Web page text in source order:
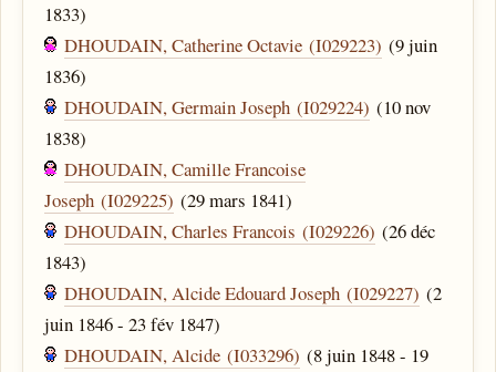
1833)
DHOUDAIN, Catherine Octavie (I029223) (9 juin
1836)
DHOUDAIN, Germain Joseph (I029224) (10 nov
1838)
DHOUDAIN, Camille Francoise
Joseph (I029225) (29 mars 1841)
DHOUDAIN, Charles Francois (I029226) (26 déc
1843)
DHOUDAIN, Alcide Edouard Joseph (I029227) (2
juin 1846 - 23 fév 1847)
DHOUDAIN, Alcide (I033296) (8 juin 1848 - 19